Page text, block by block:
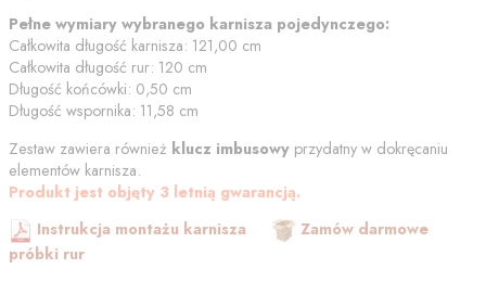
Pełne wymiary wybranego karnisza pojedynczego:
Całkowita długość karnisza: 121,00 cm
Całkowita długość rur: 120 cm
Długość końcówki: 0,50 cm
Długość wspornika: 11,58 cm
Zestaw zawiera również klucz imbusowy przydatny w dokręcaniu
elementów karnisza.
Produkt jest objęty 3 letnią gwarancją.
Instrukcja montażu karnisza
Zamów darmowe
próbki rur